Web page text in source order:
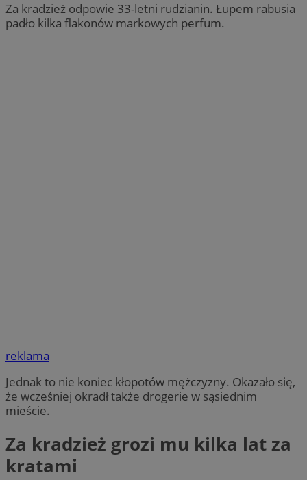
Za kradzież odpowie 33-letni rudzianin. Łupem rabusia
padło kilka flakonów markowych perfum.
reklama
Jednak to nie koniec kłopotów mężczyzny. Okazało się,
że wcześniej okradł także drogerie w sąsiednim
mieście.
Za kradzież grozi mu kilka lat za
kratami